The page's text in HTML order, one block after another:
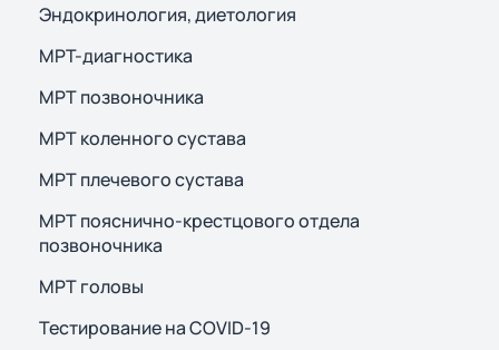
Эндокринология, диетология
МРТ-диагностика
МРТ позвоночника
МРТ коленного сустава
МРТ плечевого сустава
МРТ пояснично-крестцового отдела
позвоночника
МРТ головы
Тестирование на COVID-19